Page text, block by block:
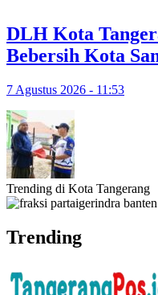
DLH Kota
Bebersih Kota
7 Agustus 2026 - 11:53
Trending di Kota Tangerang
Trending